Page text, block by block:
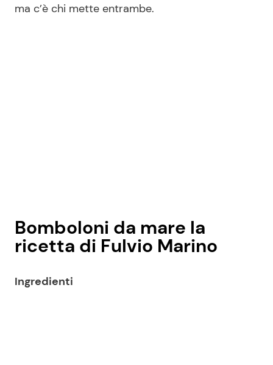
Viaggi e Turismo Ricette Feste
Disclaimer e Privacy
Redazione
Pubblicità
ma c’è chi mette entrambe.
Bomboloni da mare la
ricetta di Fulvio Marino
Ingredienti